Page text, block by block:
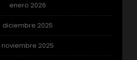
enero 2026
diciembre 2025
noviembre 2025